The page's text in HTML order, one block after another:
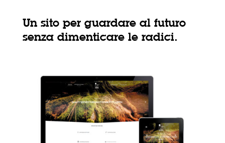
Un sito per guardare al futuro
senza dimenticare le radici.